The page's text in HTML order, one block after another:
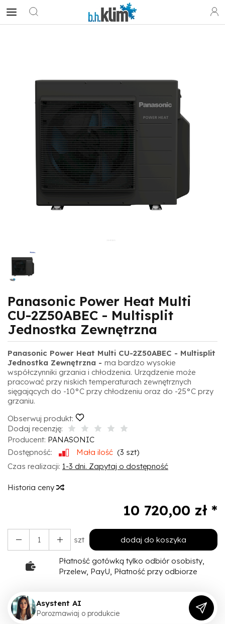
Panasonic Power Heat Multi
CU-2Z50ABEC - Multisplit
Jednostka Zewnętrzna
Panasonic Power Heat Multi CU-2Z50ABEC - Multisplit
Jednostka Zewnętrzna - ma bardzo wysokie
współczynniki grzania i chłodzenia. Urządzenie może
pracować przy niskich temperaturach zewnętrznych
sięgających do -10°C przy chłodzeniu oraz do -25°C przy
grzaniu.
Obserwuj produkt:
Dodaj recenzję:
Producent: PANASONIC
Dostępność:
Mała ilość (3 szt)
Czas realizacji: 1-3 dni. Zapytaj o dostępność
Historia ceny
10 720,00 zł *
szt dodaj do koszyka
Płatność gotówką tylko odbiór osobisty,
Przelew, PayU, Płatność przy odbiorze
Asystent AI
Porozmawiaj o produkcie